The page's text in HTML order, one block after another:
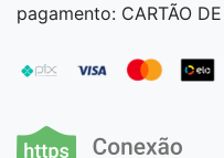
pagamento: CARTÃO